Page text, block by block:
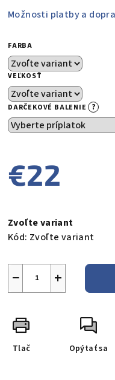
Možnosti platby a
FARBA
VEĽKOSŤ
DARČEKOVÉ BALENIE ?
€22
cena:
Zvoľte variant
Kód: Zvoľte variant
+
−
Tlač Opýtať sa